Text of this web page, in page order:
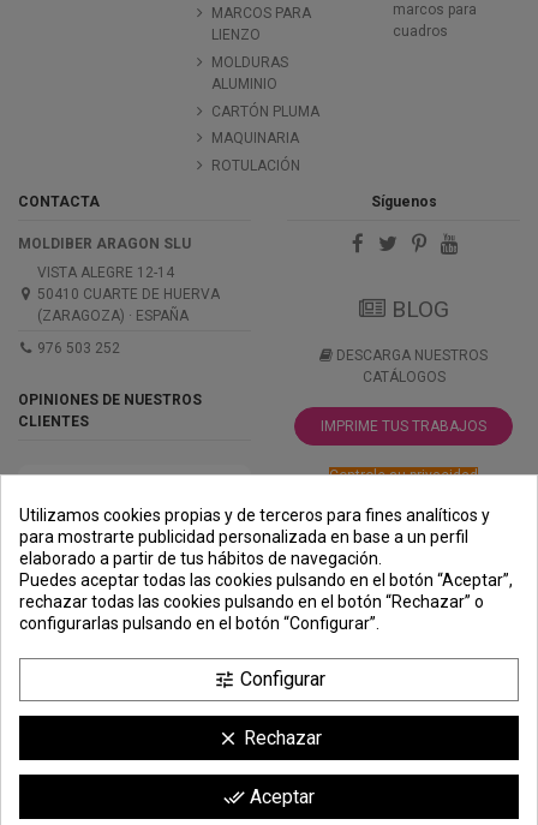
MARCOS PARA
LIENZO
MOLDURAS
ALUMINIO
CARTÓN PLUMA
MAQUINARIA
ROTULACIÓN
marcos para
cuadros
CONTACTA
MOLDIBER ARAGON SLU
VISTA ALEGRE 12-14
50410 CUARTE DE HUERVA
(ZARAGOZA) · ESPAÑA
976 503 252
OPINIONES DE NUESTROS
CLIENTES
Síguenos
BLOG
DESCARGA NUESTROS
CATÁLOGOS
IMPRIME TUS TRABAJOS
Controle su privacidad
PREMIOS
METODOS
DE PAGO
ENVÍO
COMERCIO
SEGURO
clic aquí para mostrar el certificado.
Utilizamos cookies propias y de terceros para fines analíticos y
para mostrarte publicidad personalizada en base a un perfil
elaborado a partir de tus hábitos de navegación.
Puedes aceptar todas las cookies pulsando en el botón “Aceptar”,
rechazar todas las cookies pulsando en el botón “Rechazar” o
configurarlas pulsando en el botón “Configurar”.
tune Configurar
clear Rechazar
done_all Aceptar